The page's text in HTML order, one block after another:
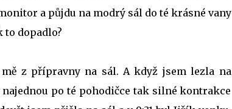
a půjdu na modrý sál do té krásné vany
to dopadlo?
z přípravny na sál. A když jsem lezla na
po té pohodičce tak silné kontrakce